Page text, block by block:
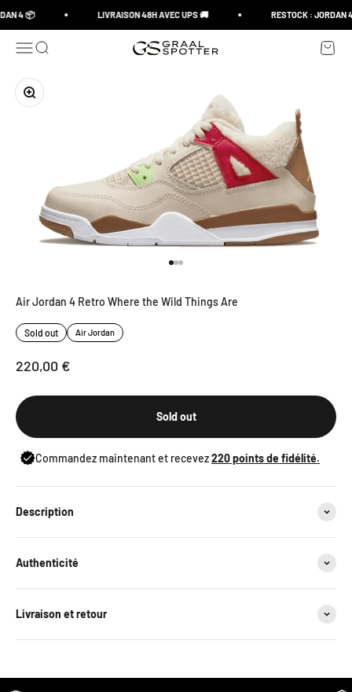
Skip to content
4 📦 LIVRAISON 48H AVEC UPS 🚚 RESTOCK : JORDAN
Open navigation menu
Open search Graal Spotter Open
Zoom
Air Jordan 4 Retro Where the Wild Things Are
Sold out Air Jordan
Sale price
220,00 €
Sold out
Commandez maintenant et recevez220points de fidélité.
Description
Authenticité
Livraison et retour